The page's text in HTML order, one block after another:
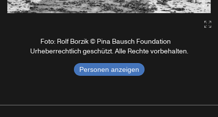
Foto: Rolf Borzik © Pina Bausch Foundation
Urheberrechtlich geschützt. Alle Rechte vorbehalten.
Personen anzeigen